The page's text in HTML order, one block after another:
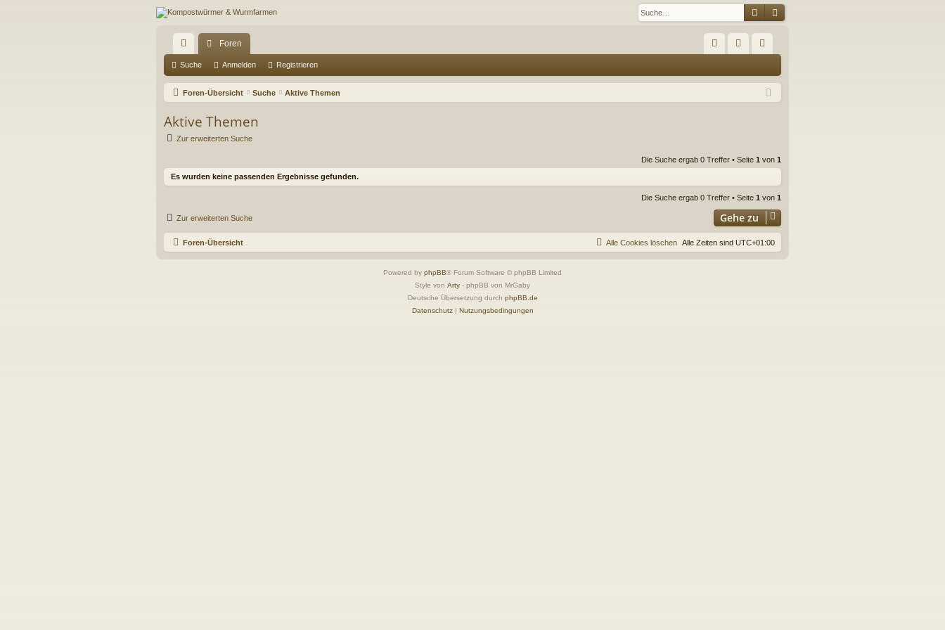
SucheErweiterte Suche
ch
ne
ug
Foren
Q m ist
Suche Anmelden Registrieren
Foren-Übersicht Suche Aktive Themen
Aktive Themen
Zur erweiterten Suche
Die Suche ergab 0 Treffer • Seite 1 von 1
Es wurden keine passenden Ergebnisse gefunden.
Die Suche ergab 0 Treffer • Seite 1 von 1
Zur erweiterten Suche Gehe zu
Foren-Übersicht Alle Zeiten sind UTC+01:00
Alle Cookies löschen
Powered by phpBB® Forum Software © phpBB Limited
Style von Arty - phpBB von MrGaby
Deutsche Übersetzung durch phpBB.de
Datenschutz| Nutzungsbedingungen